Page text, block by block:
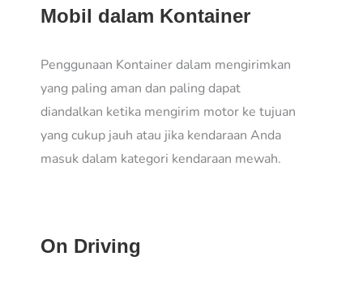
Mobil dalam Kontainer
Penggunaan Kontainer dalam mengirimkan
yang paling aman dan paling dapat
diandalkan ketika mengirim motor ke tujuan
yang cukup jauh atau jika kendaraan Anda
masuk dalam kategori kendaraan mewah.
On Driving